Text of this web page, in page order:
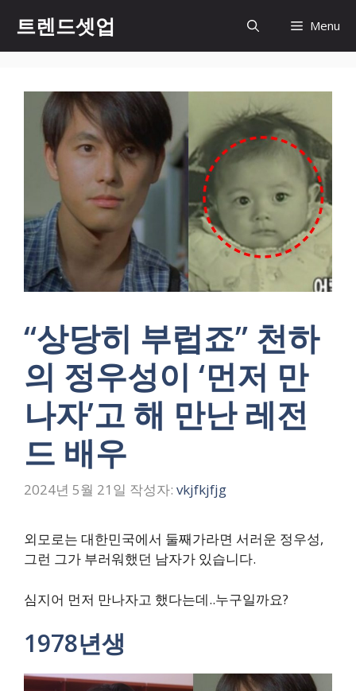
츠
트렌드셋업 Menu
“상당히 부럽죠” 천하
의 정우성이 ‘먼저 만
나자’고 해 만난 레전
드 배우
2024년 5월 21일 작성자: vkjfkjfjg
외모로는 대한민국에서 둘째가라면 서러운 정우성,
그런 그가 부러워했던 남자가 있습니다.
심지어 먼저 만나자고 했다는데..누구일까요?
1978년생